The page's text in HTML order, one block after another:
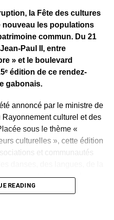
que Sean Bridon Music
Car après cette belle
de proposer des projets
d’inscrire durablement Tris
gabonaise.
Email
>>
la Fête des cultures
nouveau les populations
commun. Du 21
Paul II, entre
» et le boulevard
édition de ce rendez-
gabonais.
annoncé par le ministre de
Rayonnement culturel et des
sous le thème «
culturelles », cette édition
et communautés
et des savoir-faire
READING